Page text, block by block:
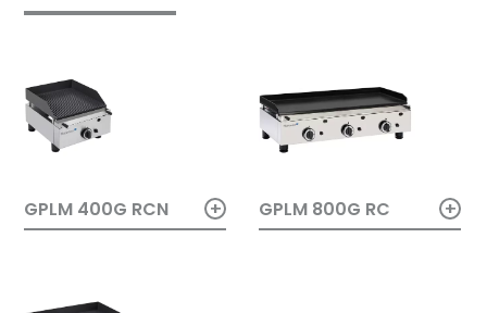
GPLM 400G RCN + GPLM 800G RC +